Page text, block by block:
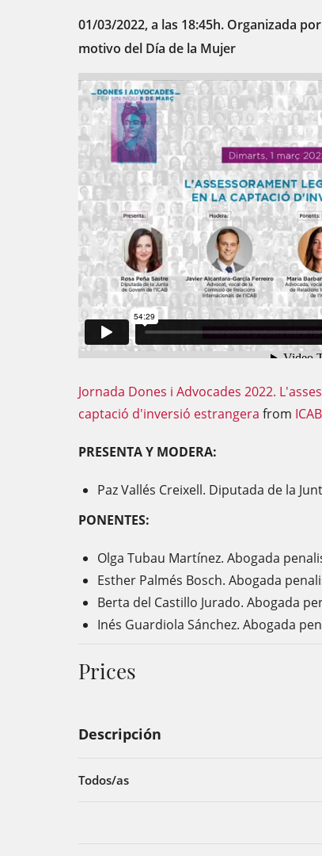
01/03/2022, a las 18:45h. Organizada
motivo del Día de la Mujer
Jornada Dones i Advocades 2022.
captació d'inversió estrangera from
PRESENTA Y MODERA:
Paz Vallés Creixell. Diputada de la
PONENTES:
Olga Tubau Martínez. Abogada
Esther Palmés Bosch. Abogada
Berta del Castillo Jurado. Abogada
Inés Guardiola Sánchez. Abogada
Prices
Descripción
Todos/as